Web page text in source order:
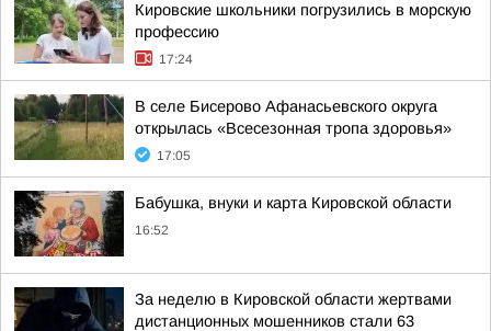
Кировские школьники погрузились в морскую
профессию
17:24
В селе Бисерово Афанасьевского округа
открылась «Всесезонная тропа здоровья»
17:05
Бабушка, внуки и карта Кировской области
16:52
За неделю в Кировской области жертвами
дистанционных мошенников стали 63